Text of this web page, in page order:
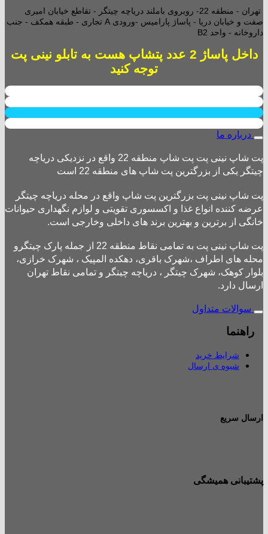
تهران - منطقه 22- روبروی باملند دریاچه چیتگر - تقاطع خیابان امیری
صفت و خیابان دریا - پاساژ پارامیس -ورودی A تجاری -
طبقه همکف - جنب
داروخانه - واحد B2
داخل پاساژ 2 عدد پتشاپ هست به تابلو نینی پت
توجه کنید
درباره ما
پت شاپ نینی پت پت شاپ منطقه 22 واقع در نزدیکی دریاچه
چیتگر یکی از بزرگترین پت شاپ های منطقه 22 است
پت شاپ نینی پت بزرگترین پت شاپ واقع در محله دریاچه چیتگر
عرضه کننده انواع غذا و اکسسوری تقویتی و لوازم نگهداری حیوانات
خانگی از برترین و بهترین برند های داخلی وخارجی است.
پت شاپ نینی پت به تمامی نقاط منطقه 22 از جمله پارک چیتگرو
محله های اطراف ،شهرک باقری، دهکده المپیک ، شهرک خرازی،
بلوار کوهک، شهرک چیتگر ، دریاچه چیتگر و تمامی نقاط تهران
ارسال دارد.
سوالات متداول
راهنما
شرایط خرید
شیوه ی ارسال
ارسال سریع
پشتیبانی همیشگی